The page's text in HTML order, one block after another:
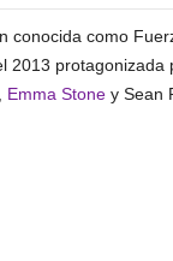
conocida como
2013 protagonizada
Emma Stone y Sean